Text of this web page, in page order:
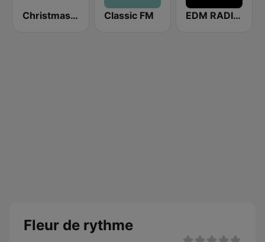
Christmas Radio Classic FM EDM RADIO Electronic Dance Music
Fleur de rythme